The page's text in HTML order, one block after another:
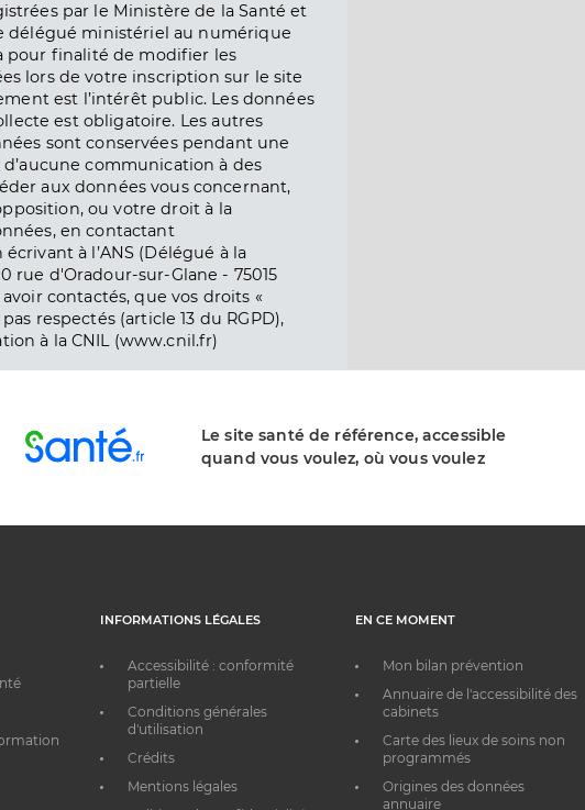
par le Ministère de la Santé et
délégué ministériel au numérique
pour finalité de modifier les
lors de votre inscription sur le site
est l’intérêt public. Les données
est obligatoire. Les autres
sont conservées pendant une
communication à des
aux données vous concernant,
ou votre droit à la
en contactant
à l’ANS (Délégué à la
rue d'Oradour-sur-Glane - 75015
avoir contactés, que vos droits «
respectés (article 13 du RGPD),
à la CNIL (www.cnil.fr)
Le site santé de référence, accessible
quand vous voulez, où vous voulez
INFORMATIONS LÉGALES
Accessibilité : conformité
partielle
Conditions générales
d'utilisation
Crédits
Mentions légales
EN CE MOMENT
Mon bilan prévention
Annuaire de l'accessibilité des
cabinets
Carte des lieux de soins non
programmés
Origines des données
annuaire